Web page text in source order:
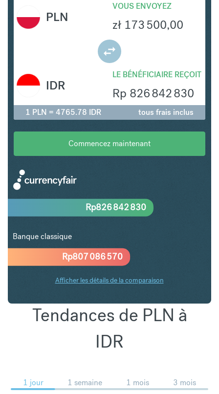
PLN
VOUS ENVOYEZ
zł 173 500,00
LE BÉNÉFICIAIRE REÇOIT
Rp 826 842 830
IDR
1 PLN = 4765.78 IDR tous frais inclus
Commencez maintenant
Rp807 086 570
Rp826 842 830
Banque classique
Afficher les détails de la comparaison
Tendances de PLN à
IDR
1 jour 1 semaine 1 mois 3 mois